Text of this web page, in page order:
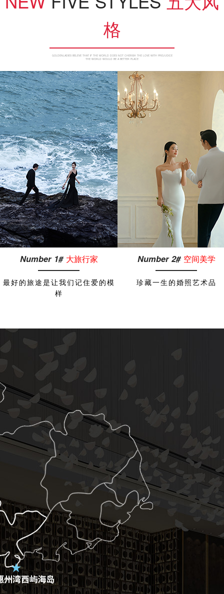
格
GOLDENLADIES BELEVE THAT IF THE WORLD DOES NOT CHERISH THE LOVE WITH PREJUDICE
THE WORLD WOULD BE A BETTER PLACE
Number 1# 大旅行家
最好的旅途是让我们记住爱的模
样
Number2# 空间美学
珍藏一生的婚照艺术品